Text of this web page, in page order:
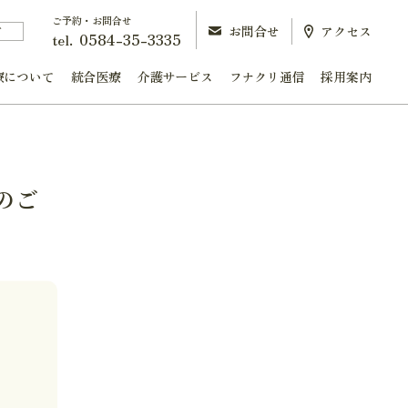
ついて 統合医療 介護サービス フナクリ通信 採用案内
ご予約・お問合せ
tel. 0584-35-3335 お問合せ アクセス
ご